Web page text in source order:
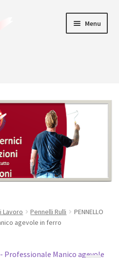
Menu
Lavoro Pennelli Rulli
PENNELLO
agevole in ferro